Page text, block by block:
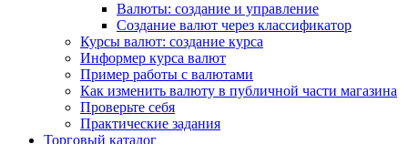
Валюты: создание и управление
Создание валют через классификатор
Курсы валют: создание курса
Информер курса валют
Пример работы с валютами
Как изменить валюту в публичной части магазина
Проверьте себя
Практические задания
Торговый каталог